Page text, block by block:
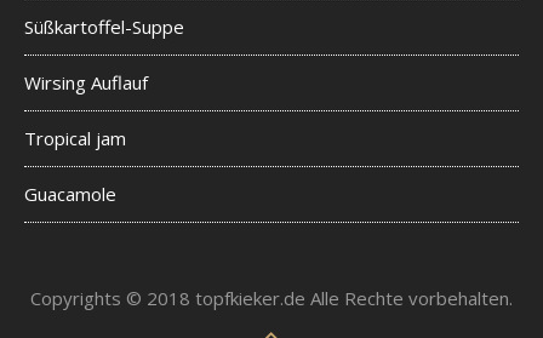
Süßkartoffel-Suppe
Wirsing Auflauf
Tropical jam
Guacamole
Copyrights © 2018 topfkieker.de Alle Rechte vorbehalten.